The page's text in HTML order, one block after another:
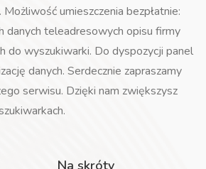
umieszczenia bezpłatnie:
danych teleadresowych opisu firmy
do wyszukiwarki. Do dyspozycji panel
danych. Serdecznie zapraszamy
serwisu. Dzięki nam zwiększysz
Na skróty